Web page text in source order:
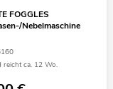
FOGGLES
Nebelmaschine
reicht ca. 12 Wo.